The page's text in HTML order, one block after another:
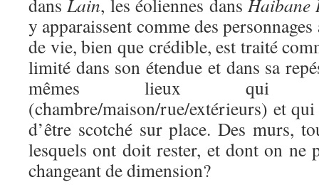
dansLain, les éoliennes dans Haibane
y apparaissent comme des
de vie, bien que crédible, est traité
limité dans son étendue et dans sa
mêmes lieux qui
(chambre/maison/rue/extérieurs) et
d’être scotché sur place. Des murs,
lesquels ont doit rester, et dont on ne
changeant de dimension?